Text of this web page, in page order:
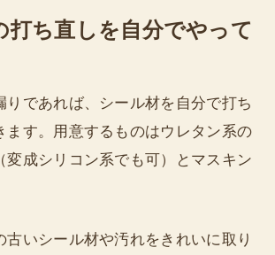
打ち直しを自分でやって
りであれば、シール材を自分で打ち
ます。用意するものはウレタン系の
変成シリコン系でも可）とマスキン
古いシール材や汚れをきれいに取り